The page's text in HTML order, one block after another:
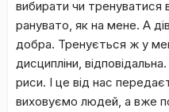
вибирати чи тренуватися
ранувато, як на мене. А
добра. Тренується ж у
дисципліни,
риси. І це від нас
виховуємо людей, а вже